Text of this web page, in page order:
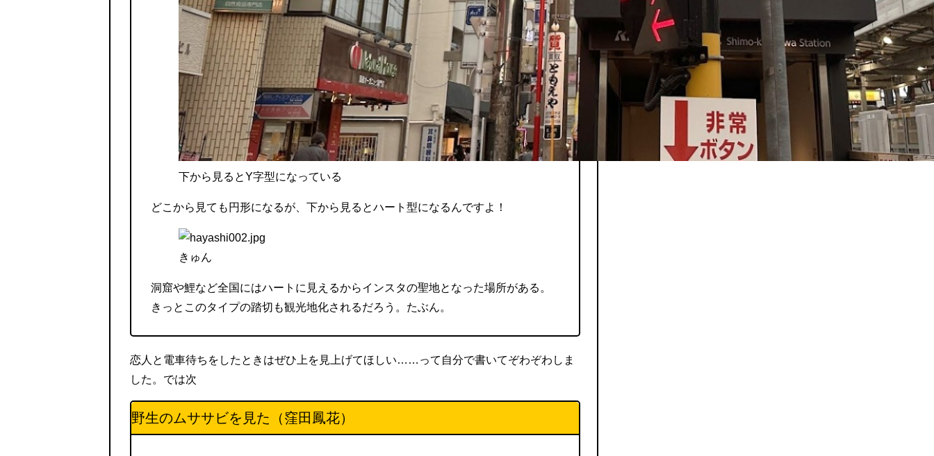
下から見るとY字型になっている
どこから見ても円形になるが、下から見るとハート型になるんですよ！
きゅん
洞窟や鯉など全国にはハートに見えるからインスタの聖地となった場所がある。
きっとこのタイプの踏切も観光地化されるだろう。たぶん。
恋人と電車待ちをしたときはぜひ上を見上げてほしい……って自分で書いてぞわぞわしま
した。では次
野生のムササビを見た（窪田鳳花）